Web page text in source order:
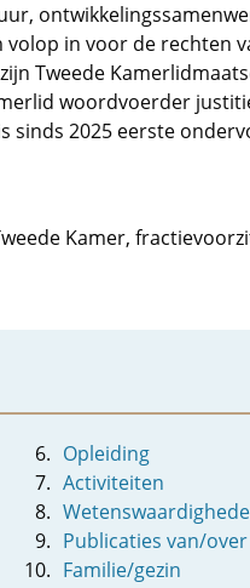
volop in voor de rechten
Tweede
woordvoerder
sinds 2025 eerste
Kamer,
Opleiding
Activiteiten
Publicaties van/over
Familie/gezin